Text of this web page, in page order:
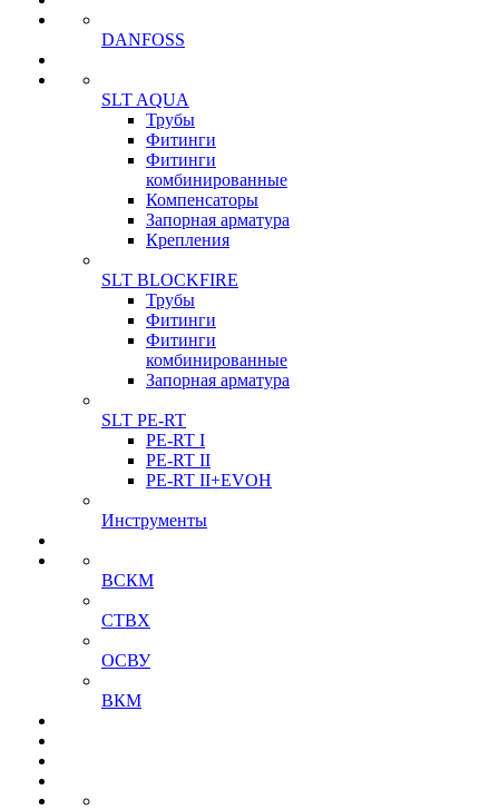
DANFOSS
SLT AQUA
Трубы
Фитинги
Фитинги
комбинированные
Компенсаторы
Запорная арматура
Крепления
SLT BLOCKFIRE
Трубы
Фитинги
Фитинги
комбинированные
Запорная арматура
SLT PE-RT
PE-RT I
PE-RT II
PE-RT II+EVOH
Инструменты
ВСКМ
СТВХ
ОСВУ
ВКМ